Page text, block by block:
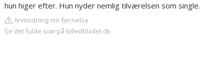
hun higer efter. Hun nyder nemlig tilværelsen som single.
Anmodning om fjernelse
Se det fulde svar på billedbladet.dk